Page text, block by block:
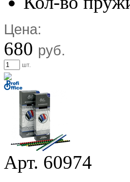
Цена:
680 руб.
шт.
Арт. 60974